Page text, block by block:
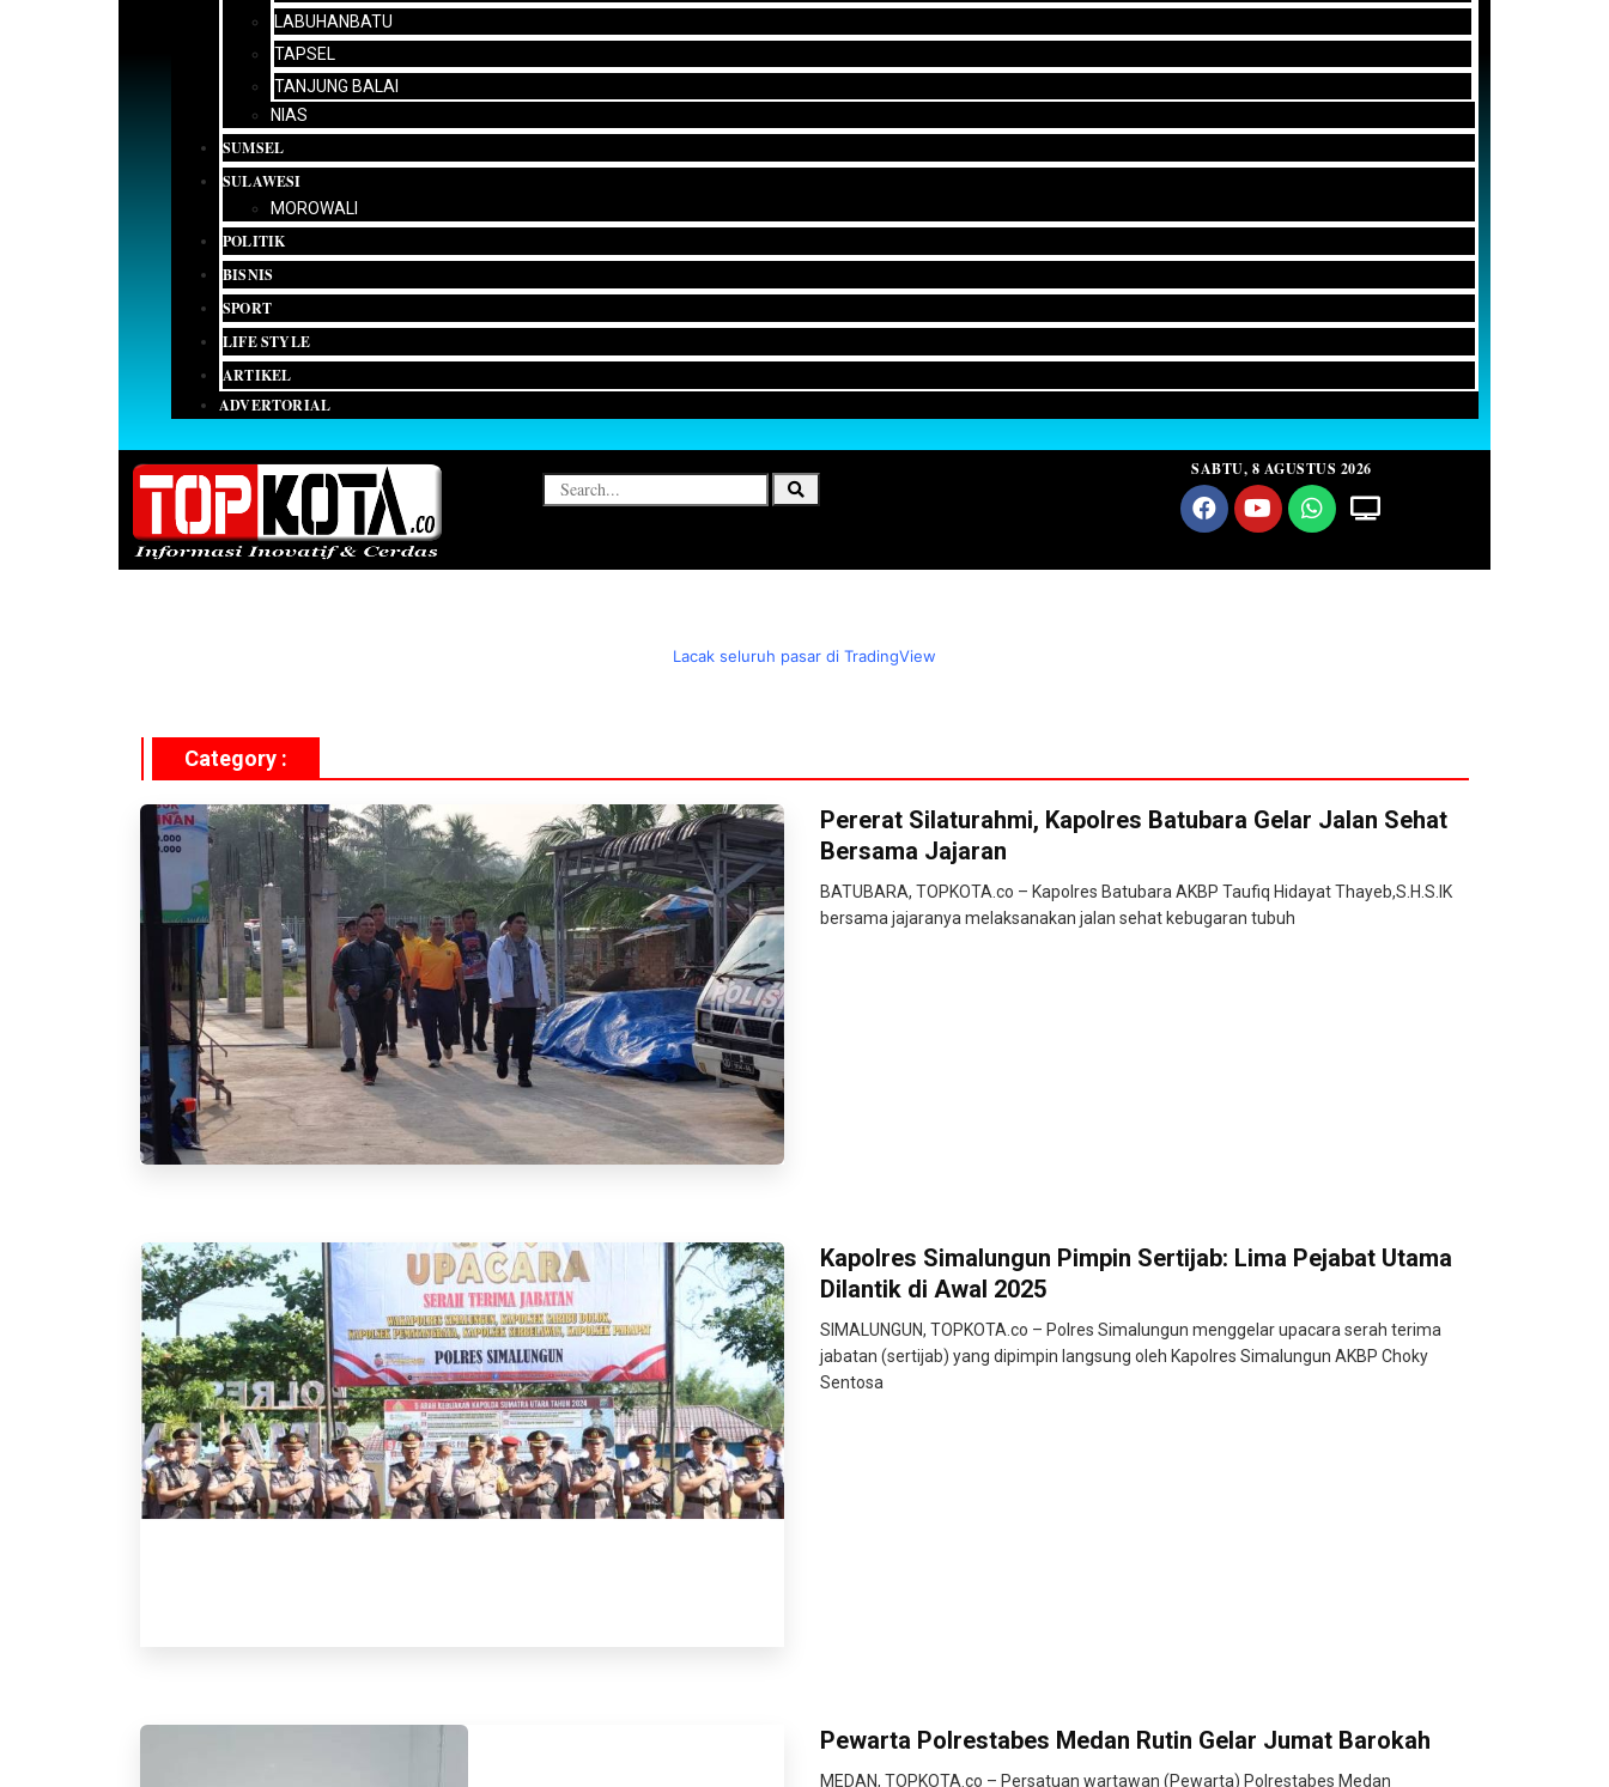
LABUHANBATU
TAPSEL
TANJUNG BALAI
NIAS
SUMSEL
SULAWESI
MOROWALI
POLITIK
BISNIS
SPORT
LIFE STYLE
ARTIKEL
ADVERTORIAL
SABTU, 8 AGUSTUS 2026
Lacak seluruh pasar di TradingView
Category :
Pererat Silaturahmi, Kapolres Batubara Gelar Jalan Sehat
Bersama Jajaran
BATUBARA, TOPKOTA.co – Kapolres Batubara AKBP Taufiq Hidayat Thayeb,S.H.S.IK
bersama jajaranya melaksanakan jalan sehat kebugaran tubuh
Kapolres Simalungun Pimpin Sertijab: Lima Pejabat Utama
Dilantik di Awal 2025
SIMALUNGUN, TOPKOTA.co – Polres Simalungun menggelar upacara serah terima
jabatan (sertijab) yang dipimpin langsung oleh Kapolres Simalungun AKBP Choky
Sentosa
Pewarta Polrestabes Medan Rutin Gelar Jumat Barokah
MEDAN, TOPKOTA.co – Persatuan wartawan (Pewarta) Polrestabes Medan